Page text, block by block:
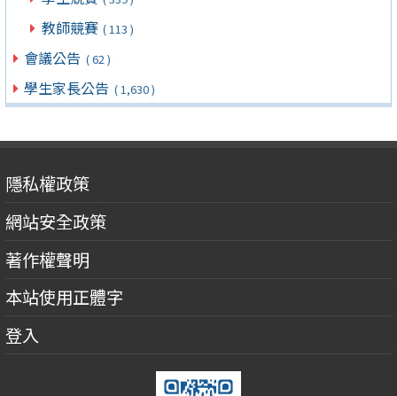
教師競賽 ( 113 )
會議公告 ( 62 )
學生家長公告 ( 1,630 )
隱私權政策
網站安全政策
著作權聲明
本站使用正體字
登入